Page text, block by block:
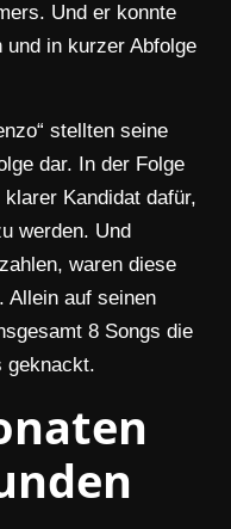
Und er konnte
in kurzer Abfolge
stellten seine
dar. In der Folge
Kandidat dafür,
werden. Und
waren diese
Allein auf seinen
8 Songs die
geknackt.